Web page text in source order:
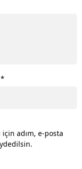
*
adım, e-posta